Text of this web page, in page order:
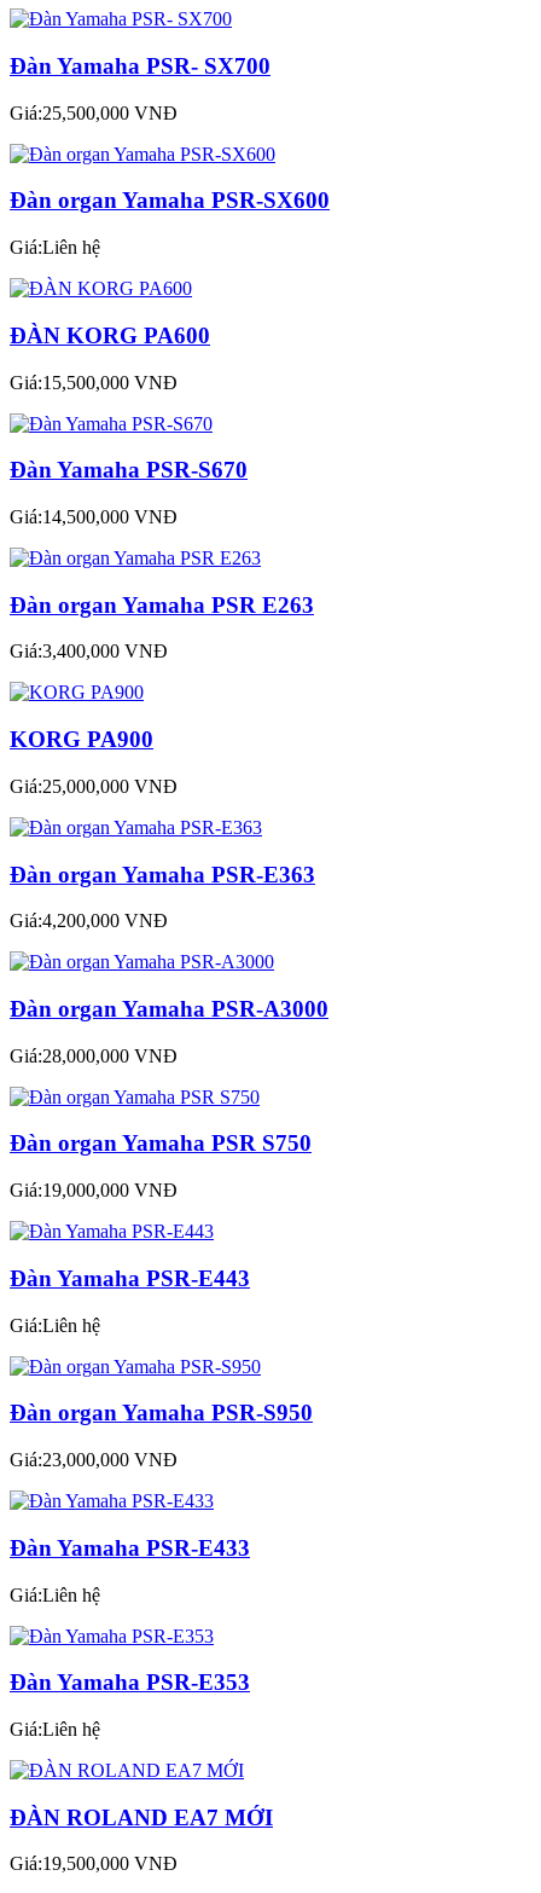
Đàn Yamaha PSR- SX700
Giá:25,500,000 VNĐ
Đàn organ Yamaha PSR-SX600
Giá:Liên hệ
ĐÀN KORG PA600
Giá:15,500,000 VNĐ
Đàn Yamaha PSR-S670
Giá:14,500,000 VNĐ
Đàn organ Yamaha PSR E263
Giá:3,400,000 VNĐ
KORG PA900
Giá:25,000,000 VNĐ
Đàn organ Yamaha PSR-E363
Giá:4,200,000 VNĐ
Đàn organ Yamaha PSR-A3000
Giá:28,000,000 VNĐ
Đàn organ Yamaha PSR S750
Giá:19,000,000 VNĐ
Đàn Yamaha PSR-E443
Giá:Liên hệ
Đàn organ Yamaha PSR-S950
Giá:23,000,000 VNĐ
Đàn Yamaha PSR-E433
Giá:Liên hệ
Đàn Yamaha PSR-E353
Giá:Liên hệ
ĐÀN ROLAND EA7 MỚI
Giá:19,500,000 VNĐ